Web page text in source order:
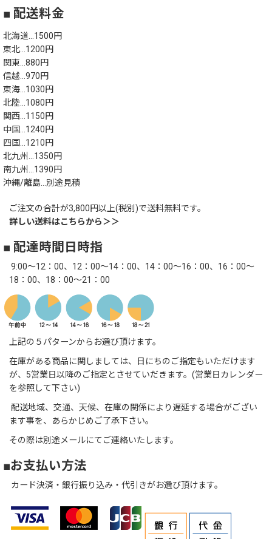
■ 配送料金
北海道…1500円
東北…1200円
関東…880円
信越…970円
東海…1030円
北陸…1080円
関西…1150円
中国…1240円
四国…1210円
北九州…1350円
南九州…1390円
沖縄/離島…別途見積
ご注文の合計が3,800円以上(税別)で送料無料です。
詳しい送料はこちらから＞＞
■ 配達時間日時指
9:00～12：00、12：00～14：00、14：00～16：00、16：00～
18：00、18：00～21：00
上記の５パターンからお選び頂けます。
在庫がある商品に関しましては、日にちのご指定もいただけます
が、5営業日以降のご指定とさせていだきます。(営業日カレンダー
を参照して下さい)
配送地域、交通、天候、在庫の関係により遅延する場合がござい
ます事を、あらかじめご了承下さい。
その際は別途メールにてご連絡いたします。
■お支払い方法
カード決済・銀行振り込み・代引きがお選び頂けます。